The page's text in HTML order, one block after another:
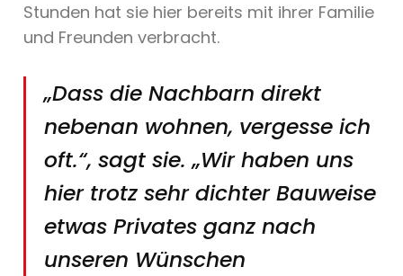
Stunden hat sie hier bereits mit ihrer Familie
und Freunden verbracht.
„Dass die Nachbarn direkt
nebenan wohnen, vergesse ich
oft.“, sagt sie. „Wir haben uns
hier trotz sehr dichter Bauweise
etwas Privates ganz nach
unseren Wünschen